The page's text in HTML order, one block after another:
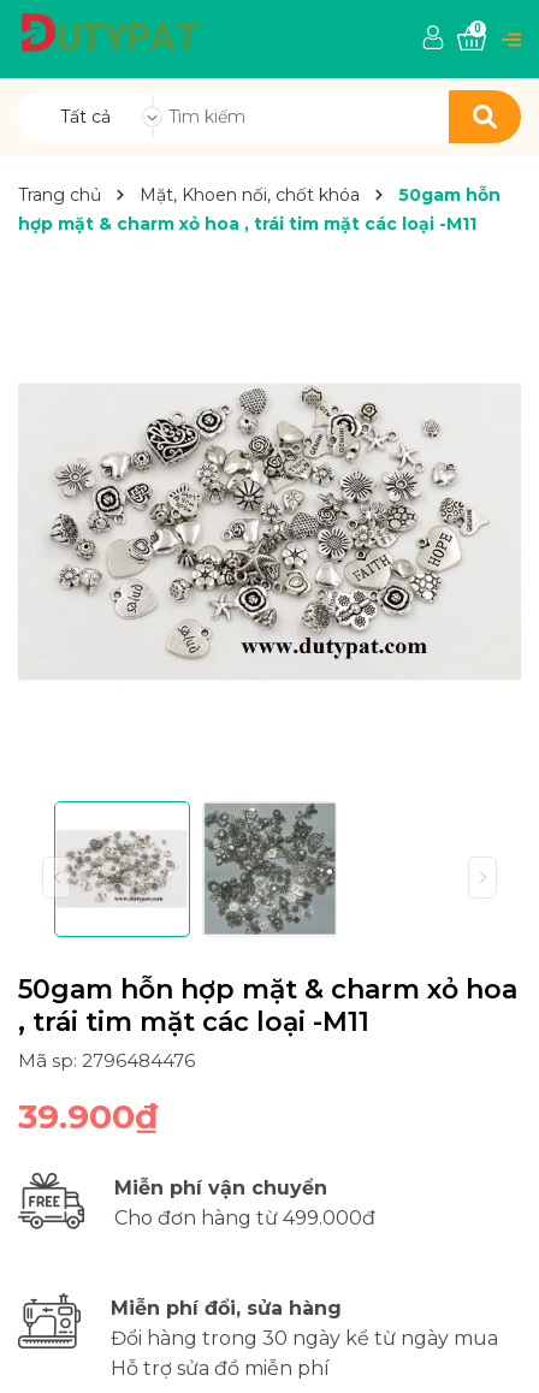
Tất cả
0
Trang chủ Mặt, Khoen nối, chốt khóa
50gam hỗn
hợp mặt & charm xỏ hoa , trái tim mặt các loại -M11
50gam hỗn hợp mặt & charm xỏ hoa
, trái tim mặt các loại -M11
Mã sp: 2796484476
39.900₫
Miễn phí vận chuyển
Cho đơn hàng từ 499.000đ
Miễn phí đổi, sửa hàng
Đổi hàng trong 30 ngày kể từ ngày mua
Hỗ trợ sửa đồ miễn phí